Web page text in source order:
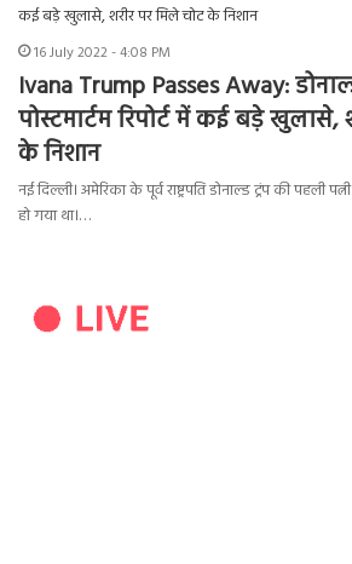
16 July 2022 - 4:08 PM
Ivana Trump Passes Away:
पोस्टमार्टम रिपोर्ट में कई बड़े खुलासे,
के निशान
नई दिल्ली। अमेरिका के पूर्व राष्ट्रपति डोनाल्ड ट्रंप की पहली
हो गया था।…